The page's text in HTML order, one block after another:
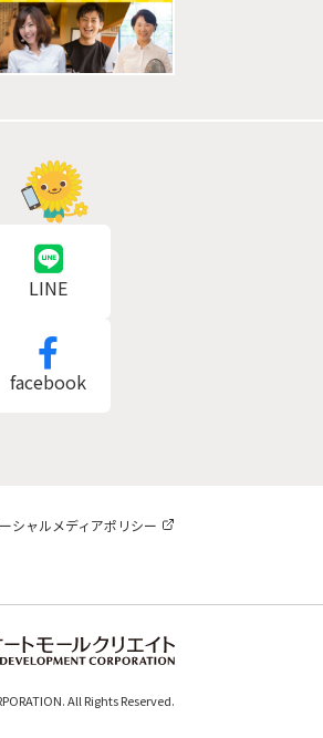
LINE
facebook
シャルメディアポリシー
All Rights Reserved.